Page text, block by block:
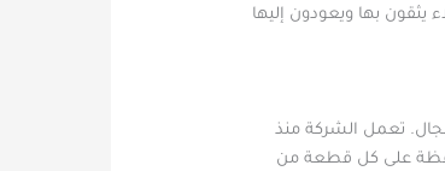
بها ويعودون إليها
تعمل الشركة منذ
على كل قطعة من